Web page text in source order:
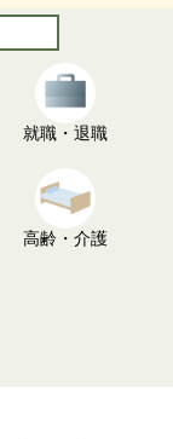
就職・退職
高齢・介護